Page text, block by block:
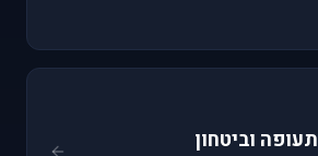
תעופה וביטחון